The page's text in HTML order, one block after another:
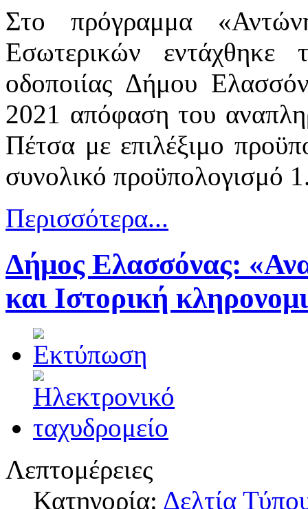
Στο πρόγραμμα
Εσωτερικών εντάχθηκε
οδοποιίας Δήμου
2021 απόφαση του
Πέτσα με επιλέξιμο
συνολικό προϋπολογισμό
Περισσότερα...
Δήμος Ελασσόνας:
και Ιστορική
Λεπτομέρειες
Κατηγορία: Δελτία